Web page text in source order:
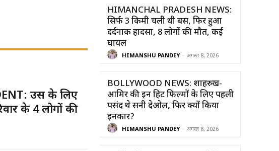
उर्स के लिए
के 4 लोगों की
HIMANCHAL PRADESH NEWS:
सिर्फ 3 किमी चली थी बस, फिर हुआ
दर्दनाक हादसा, 8 लोगों की मौत, कई
घायल
HIMANSHU PANDEY - अगस्त 8, 2026
BOLLYWOOD NEWS: शाहरुख-
आमिर की इन हिट फिल्मों के लिए पहली
पसंद थे सनी देओल, फिर क्यों किया
इनकार?
HIMANSHU PANDEY - अगस्त 8, 2026